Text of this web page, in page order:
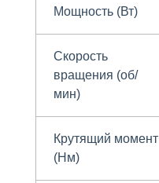
Мощность (Вт)
Скорость
вращения (об/
мин)
Крутящий момент
(Нм)